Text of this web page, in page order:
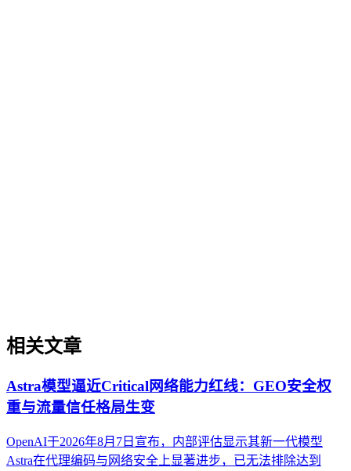
相关文章
Astra模型逼近Critical网络能力红线：GEO安全权
重与流量信任格局生变
OpenAI于2026年8月7日宣布，内部评估显示其新一代模型
Astra在代理编码与网络安全上显著进步，已无法排除达到